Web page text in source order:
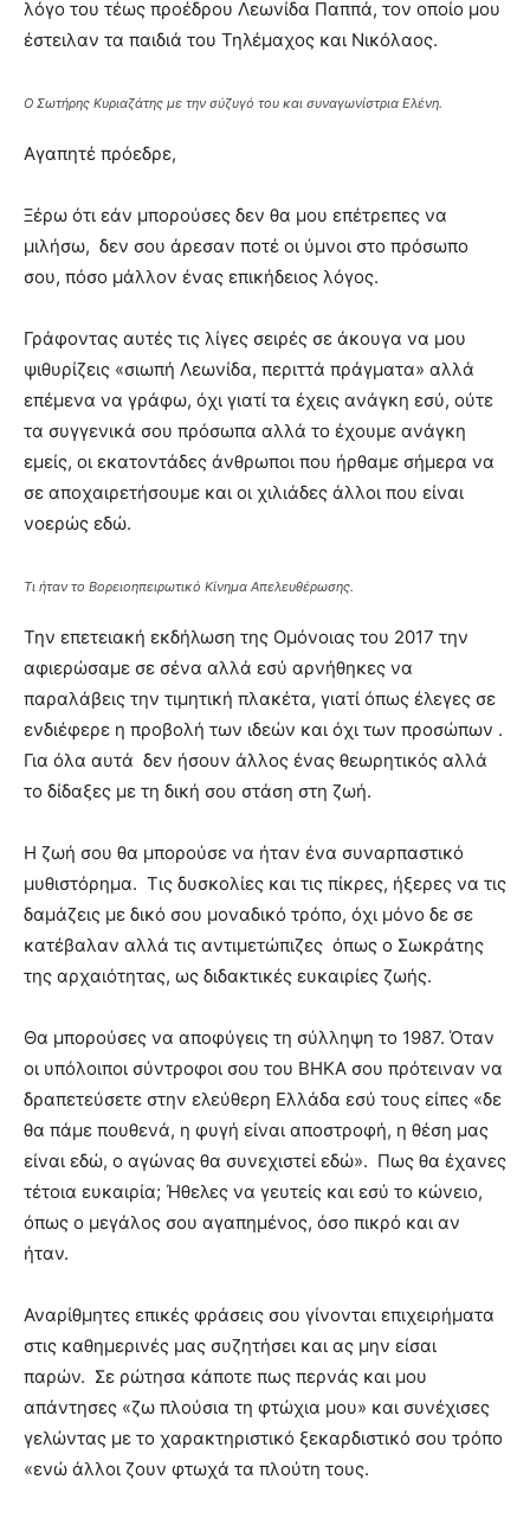
λόγο του τέως προέδρου Λεωνίδα Παππά, τον οποίο μου
έστειλαν τα παιδιά του Τηλέμαχος και Νικόλαος.
Ο Σωτήρης Κυριαζάτης με την σύζυγό του και συναγωνίστρια Ελένη.
Αγαπητέ πρόεδρε,
Ξέρω ότι εάν μπορούσες δεν θα μου επέτρεπες να
μιλήσω, δεν σου άρεσαν ποτέ οι ύμνοι στο πρόσωπο
σου, πόσο μάλλον ένας επικήδειος λόγος.
Γράφοντας αυτές τις λίγες σειρές σε άκουγα να μου
ψιθυρίζεις «σιωπή Λεωνίδα, περιττά πράγματα» αλλά
επέμενα να γράφω, όχι γιατί τα έχεις ανάγκη εσύ, ούτε
τα συγγενικά σου πρόσωπα αλλά το έχουμε ανάγκη
εμείς, οι εκατοντάδες άνθρωποι που ήρθαμε σήμερα να
σε αποχαιρετήσουμε και οι χιλιάδες άλλοι που είναι
νοερώς εδώ.
Τι ήταν το Βορειοηπειρωτικό Κίνημα Απελευθέρωσης.
Την επετειακή εκδήλωση της Ομόνοιας του 2017 την
αφιερώσαμε σε σένα αλλά εσύ αρνήθηκες να
παραλάβεις την τιμητική πλακέτα, γιατί όπως έλεγες σε
ενδιέφερε η προβολή των ιδεών και όχι των προσώπων .
Για όλα αυτά δεν ήσουν άλλος ένας θεωρητικός αλλά
το δίδαξες με τη δική σου στάση στη ζωή.
Η ζωή σου θα μπορούσε να ήταν ένα συναρπαστικό
μυθιστόρημα. Τις δυσκολίες και τις πίκρες, ήξερες να τις
δαμάζεις με δικό σου μοναδικό τρόπο, όχι μόνο δε σε
κατέβαλαν αλλά τις αντιμετώπιζες όπως ο Σωκράτης
της αρχαιότητας, ως διδακτικές ευκαιρίες ζωής.
Θα μπορούσες να αποφύγεις τη σύλληψη το 1987. Όταν
οι υπόλοιποι σύντροφοι σου του ΒΗΚΑ σου πρότειναν να
δραπετεύσετε στην ελεύθερη Ελλάδα εσύ τους είπες «δε
θα πάμε πουθενά, η φυγή είναι αποστροφή, η θέση μας
είναι εδώ, ο αγώνας θα συνεχιστεί εδώ». Πως θα έχανες
τέτοια ευκαιρία; Ήθελες να γευτείς και εσύ το κώνειο,
όπως ο μεγάλος σου αγαπημένος, όσο πικρό και αν
ήταν.
Αναρίθμητες επικές φράσεις σου γίνονται επιχειρήματα
στις καθημερινές μας συζητήσει και ας μην είσαι
παρών. Σε ρώτησα κάποτε πως περνάς και μου
απάντησες «ζω πλούσια τη φτώχια μου» και συνέχισες
γελώντας με το χαρακτηριστικό ξεκαρδιστικό σου τρόπο
«ενώ άλλοι ζουν φτωχά τα πλούτη τους.